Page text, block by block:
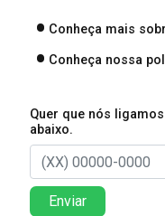
Conheça mais
Conheça nossa
Quer que nós
abaixo.
Enviar